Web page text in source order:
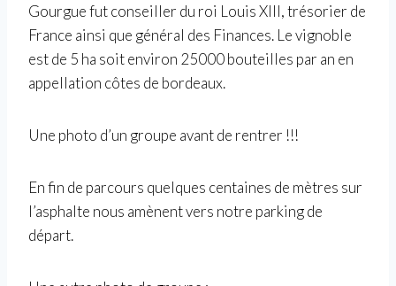
Gourgue fut conseiller du roi Louis XIII, trésorier de
France ainsi que général des Finances. Le vignoble
est de 5 ha soit environ 25000 bouteilles par an en
appellation côtes de bordeaux.
Une photo d’un groupe avant de rentrer !!!
En fin de parcours quelques centaines de mètres sur
l’asphalte nous amènent vers notre parking de
départ.